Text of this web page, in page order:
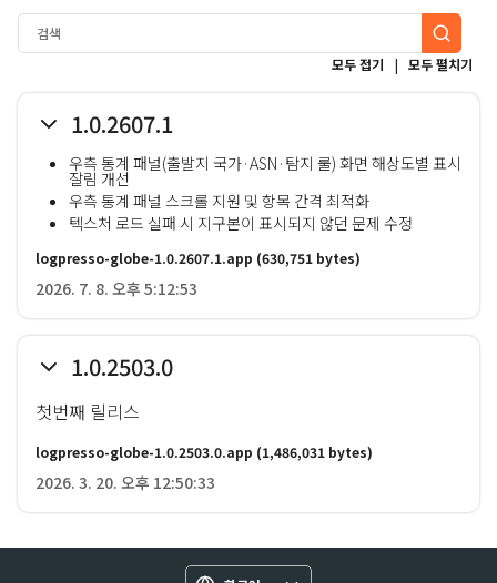
모두 접기 | 모두 펼치기
1.0.2607.1
우측 통계 패널(출발지 국가·ASN·탐지 룰) 화면 해상도별 표시
잘림 개선
우측 통계 패널 스크롤 지원 및 항목 간격 최적화
텍스처 로드 실패 시 지구본이 표시되지 않던 문제 수정
logpresso-globe-1.0.2607.1.app (630,751 bytes)
2026. 7. 8. 오후 5:12:53
1.0.2503.0
첫번째 릴리스
logpresso-globe-1.0.2503.0.app (1,486,031 bytes)
2026. 3. 20. 오후 12:50:33